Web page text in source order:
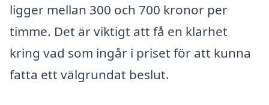
ligger mellan 300 och 700 kronor per
timme. Det är viktigt att få en klarhet
kring vad som ingår i priset för att kunna
fatta ett välgrundat beslut.